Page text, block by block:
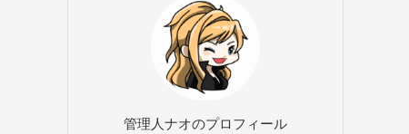
管理人ナオのプロフィール